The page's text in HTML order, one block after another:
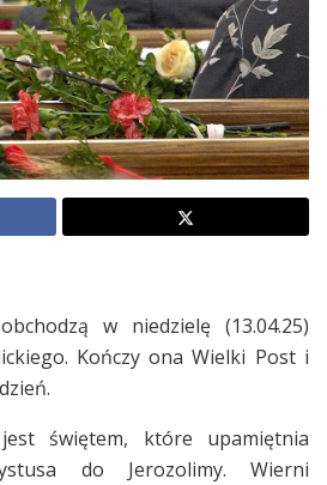
w niedzielę (13.04.25)
Kończy ona Wielki Post i
świętem, które upamiętnia
do Jerozolimy. Wierni